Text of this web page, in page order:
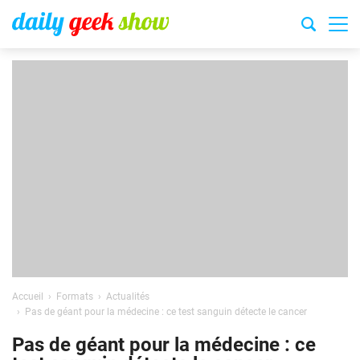
Accueil Formats
Actualités
Pas de géant pour la médecine : ce test sanguin détecte le cancer
Pas de géant pour la médecine : ce